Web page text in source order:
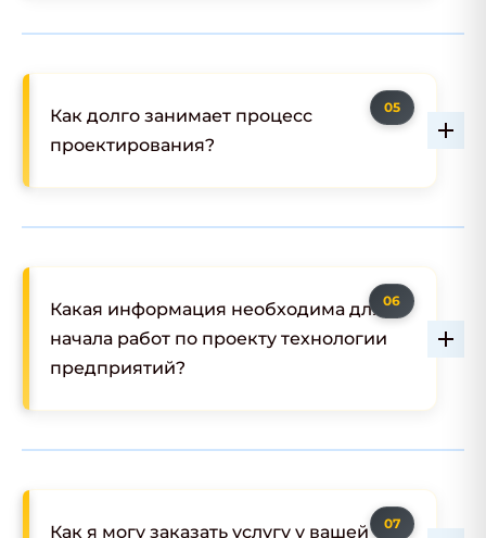
Как долго занимает процесс
проектирования?
Какая информация необходима для
начала работ по проекту технологии
предприятий?
Как я могу заказать услугу у вашей